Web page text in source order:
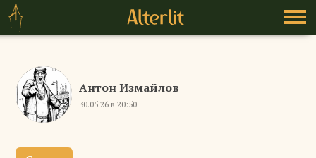
Антон Измайлов
30.05.26 в 20:50